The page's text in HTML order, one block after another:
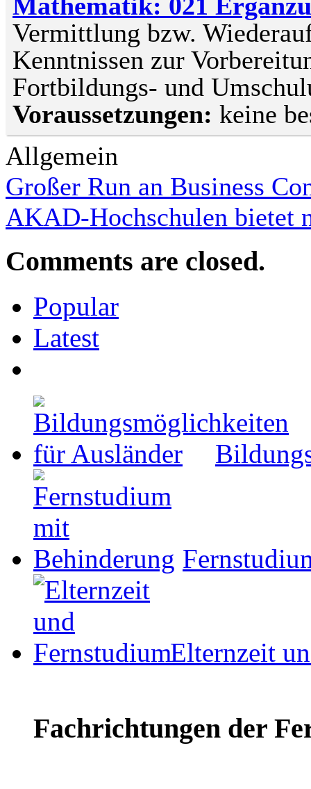
Vermittlung bzw.
Kenntnissen zur
Fortbildungs- und
Voraussetzungen: keine
Allgemein
Großer Run an Business
AKAD-Hochschulen bietet
Comments are closed.
Popular
Latest
Elternzeit
Fachrichtungen der